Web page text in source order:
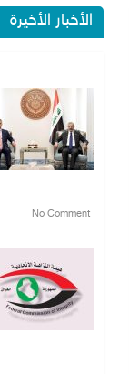
الأخبار الأخيرة
No Comment